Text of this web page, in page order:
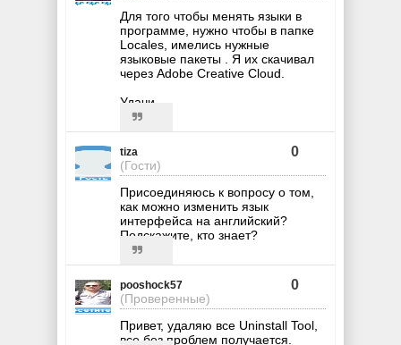
Для того чтобы менять языки в
программе, нужно чтобы в папке
Locales, имелись нужные
языковые пакеты . Я их скачивал
через Adobe Creative Cloud.
Удачи.
tiza
(Гости)
0
Присоединяюсь к вопросу о том,
как можно изменить язык
интерфейса на английский?
Подскажите, кто знает?
pooshock57
(Проверенные)
0
Привет, удаляю все Uninstall Tool,
все без проблем получается.